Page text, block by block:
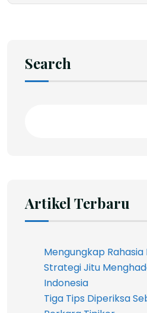
Search
Artikel Terbaru
Mengungkap
Strategi Jitu
Indonesia
Tiga Tips Diperiksa